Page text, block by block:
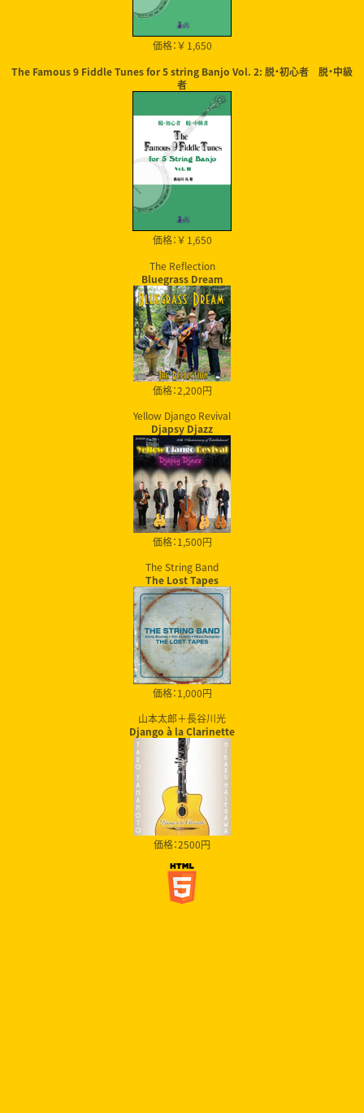
価格：￥ 1,650
The Famous 9 Fiddle Tunes for 5 string Banjo Vol. 2: 脱・初心者 脱・中級
者
価格：￥ 1,650
The Reflection
Bluegrass Dream
価格：2,200円
Yellow Django Revival
Djapsy Djazz
価格：1,500円
The String Band
The Lost Tapes
価格：1,000円
山本太郎＋長谷川光
Django à la Clarinette
価格：2500円